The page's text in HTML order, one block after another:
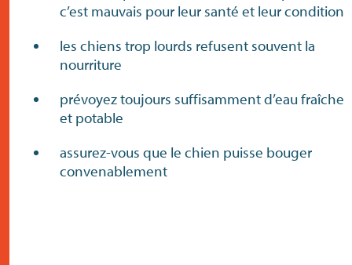
c’est mauvais pour leur santé et leur condition
les chiens trop lourds refusent souvent la
nourriture
prévoyez toujours suffisamment d’eau fraîche
et potable
assurez-vous que le chien puisse bouger
convenablement